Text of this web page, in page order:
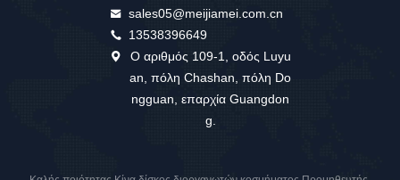
sales05@meijiamei.com.cn
13538396649
Ο αριθμός 109-1, οδός Luyu
an, πόλη Chashan, πόλη Do
ngguan, επαρχία Guangdon
g.